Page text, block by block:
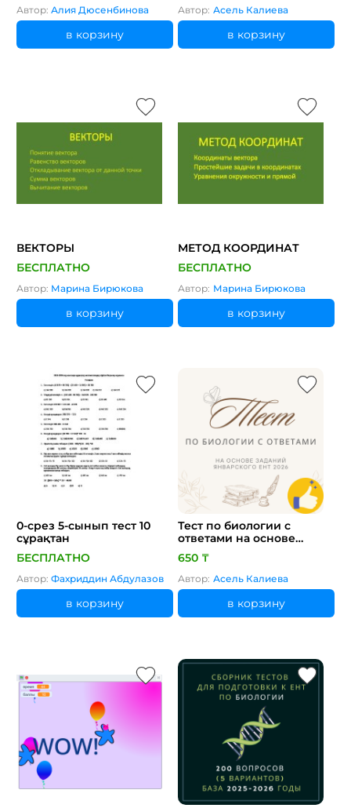
Автор: Алия Дюсенбинова
в корзину
Автор: Асель Калиева
в корзину
ВЕКТОРЫ
БЕСПЛАТНО
Автор: Марина Бирюкова
в корзину
МЕТОД КООРДИНАТ
БЕСПЛАТНО
Автор: Марина Бирюкова
в корзину
0-срез 5-сынып тест 10
сұрақтан
БЕСПЛАТНО
Автор: Фахриддин Абдулазов
в корзину
Тест по биологии с
ответами на основе
заданий январского ЕНТ
2026
650 ₸
Автор: Асель Калиева
в корзину